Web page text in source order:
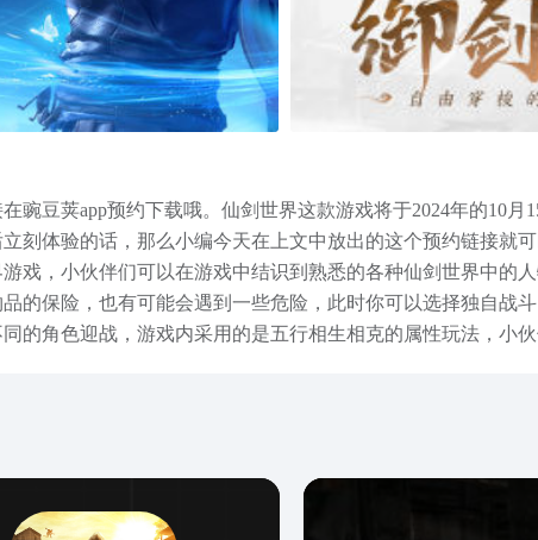
豌豆荚app预约下载哦。仙剑世界这款游戏将于2024年的10
刻体验的话，那么小编今天在上文中放出的这个预约链接就
戏，小伙伴们可以在游戏中结识到熟悉的各种仙剑世界中的
的保险，也有可能会遇到一些危险，此时你可以选择独自战
的角色迎战，游戏内采用的是五行相生相克的属性玩法，小